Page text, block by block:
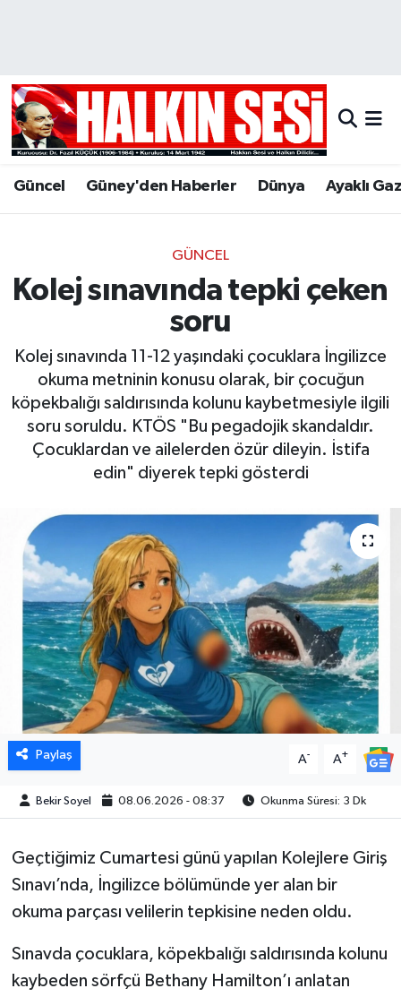
Güncel Güney'den Haberler Dünya Ayaklı
GÜNCEL
Kolej sınavında tepki çeken
soru
Kolej sınavında 11-12 yaşındaki çocuklara İngilizce
okuma metninin konusu olarak, bir çocuğun
köpekbalığı saldırısında kolunu kaybetmesiyle ilgili
soru soruldu. KTÖS "Bu pegadojik skandaldır.
Çocuklardan ve ailelerden özür dileyin. İstifa
edin" diyerek tepki gösterdi
Paylaş A- A+
Bekir Soyel 08.06.2026 - 08:37 Okunma Süresi: 3 Dk
Geçtiğimiz Cumartesi günü yapılan Kolejlere Giriş
Sınavı’nda, İngilizce bölümünde yer alan bir
okuma parçası velilerin tepkisine neden oldu.
Sınavda çocuklara, köpekbalığı saldırısında kolunu
kaybeden sörfçü Bethany Hamilton’ı anlatan
Hava Durumu
Trafik Durumu
Son Dakika Haberleri